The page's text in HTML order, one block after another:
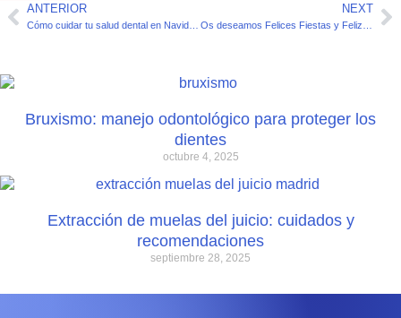
ANTERIOR NEXT
Bruxismo: manejo odontológico para proteger los
dientes
octubre 4, 2025
Extracción de muelas del juicio: cuidados y
recomendaciones
septiembre 28, 2025